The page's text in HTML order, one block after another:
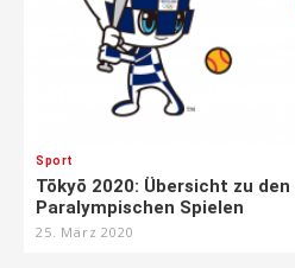
Sport
Tōkyō 2020: Übersicht zu
Paralympischen Spielen
25. März 2020